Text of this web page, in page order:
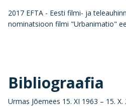
2017 EFTA - Eesti filmi- ja
nominatsioon filmi "Urbanimatio"
Bibliograafia
Urmas Jõemees 15. XI 1963 – 15.